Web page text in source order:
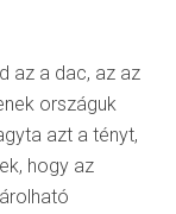
az a dac, az az
országuk
azt a tényt,
hogy az